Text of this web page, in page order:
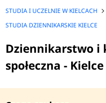
STUDIA I UCZELNIE W KIELCACH
STUDIA DZIENNIKARSKIE KIELCE
Dziennikarstwo i
społeczna - Kielce